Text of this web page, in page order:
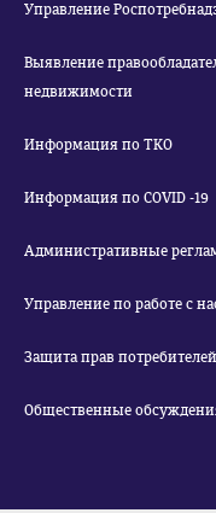
Управление
Выявление
недвижимости
Информация по ТКО
Информация по COVID -19
Административные
Управление по работе с
Защита прав потребителей
Общественные